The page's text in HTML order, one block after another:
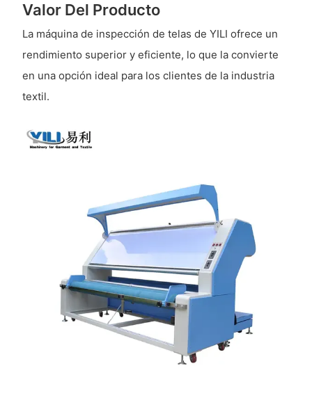
Valor Del Producto
La máquina de inspección de telas de YILI ofrece un
rendimiento superior y eficiente, lo que la convierte
en una opción ideal para los clientes de la industria
textil.